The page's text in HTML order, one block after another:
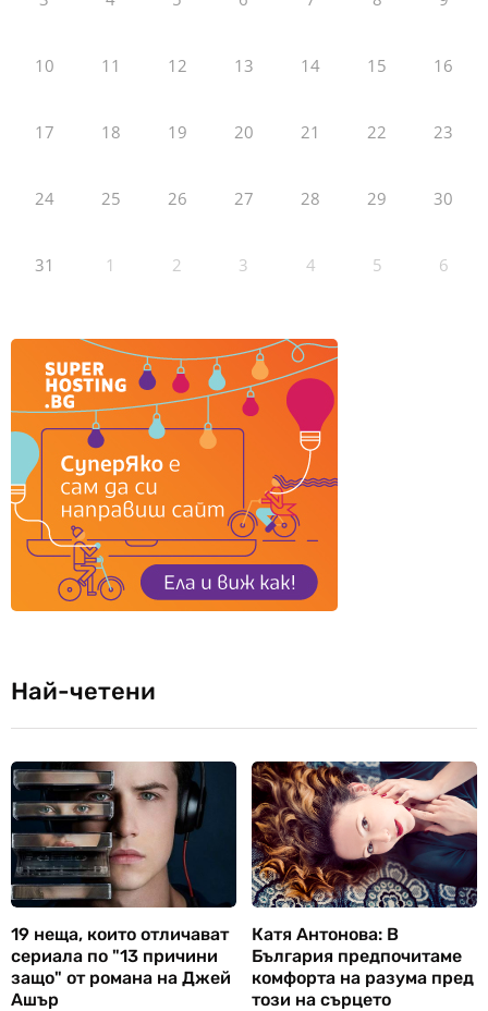
10 11 12 13 14 15 16
17 18 19 20 21 22 23
24 25 26 27 28 29 30
31 1 2 3 4 5 6
Най-четени
19 неща, които отличават
сериала по "13 причини
защо" от романа на Джей
Ашър
Катя Антонова: В
България предпочитаме
комфорта на разума пред
този на сърцето